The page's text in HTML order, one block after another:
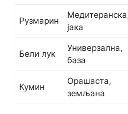
Рузмарин
јака
Бели лук
Универзална,
база
Кумин
Орашаста,
земљана